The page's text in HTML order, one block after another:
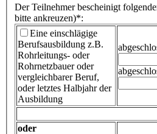
Der Teilnehmer bescheinigt
bitte ankreuzen)*:
Eine einschlägige
Berufsausbildung z.B.
Rohrleitungs- oder
Rohrnetzbauer oder
vergleichbarer Beruf,
oder letztes Halbjahr der
Ausbildung
oder